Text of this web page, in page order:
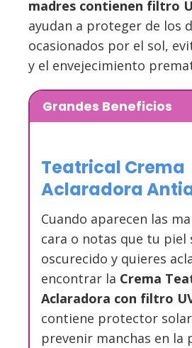
madres contienen filtro
ayudan a proteger de los
ocasionados por el sol,
y el envejecimiento
Grandes Beneficios
Teatrical Crema
Aclaradora
Cuando aparecen las
cara o notas que tu piel
oscurecido y quieres
encontrar la Crema
Aclaradora con filtro
contiene protector
prevenir manchas en la